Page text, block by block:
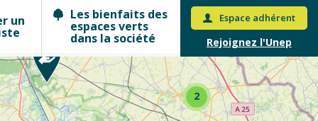
un Les bienfaits des
espaces verts
dans la société
Espace adhérent
Rejoignez l'Unep
2